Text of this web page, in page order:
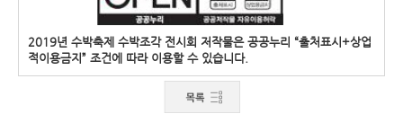
2019년 수박축제 수박조각 전시회 저작물은 공공누리 “출처표시+상업
적이용금지” 조건에 따라 이용할 수 있습니다.